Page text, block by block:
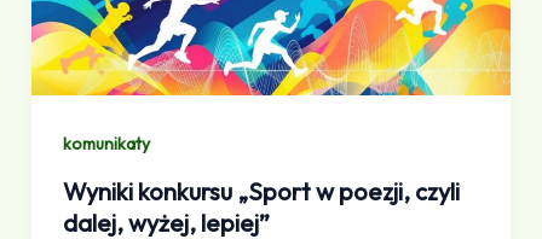
komunikaty
Wyniki konkursu „Sport w poezji, czyli
dalej, wyżej, lepiej”